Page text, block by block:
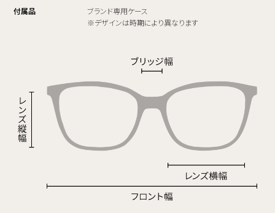
付属品
ブランド専用ケース
※デザインは時期により異なります